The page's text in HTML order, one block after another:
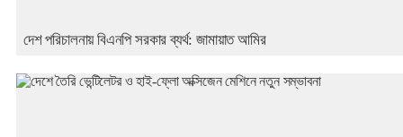
দেশ পরিচালনায় বিএনপি সরকার ব্যর্থ: জামায়াত আমির